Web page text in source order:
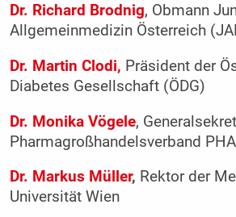
Dr. Richard Brodnig, Obmann
Allgemeinmedizin Österreich
Dr. Martin Clodi, Präsident der
Diabetes Gesellschaft (ÖDG)
Dr. Monika Vögele,
Pharmagroßhandelsverband
Dr. Markus Müller, Rektor der
Universität Wien